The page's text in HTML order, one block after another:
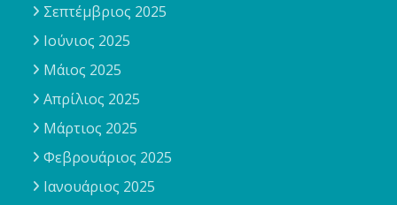
Σεπτέμβριος 2025
Ιούνιος 2025
Μάιος 2025
Απρίλιος 2025
Μάρτιος 2025
Φεβρουάριος 2025
Ιανουάριος 2025